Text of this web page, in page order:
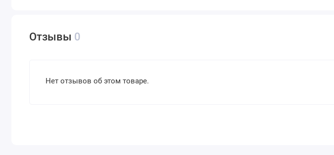
Отзывы 0
Нет отзывов об этом товаре.